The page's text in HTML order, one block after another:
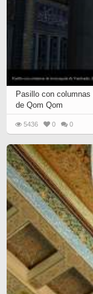
Pasillo con
de Qom Qom
5436 0 0